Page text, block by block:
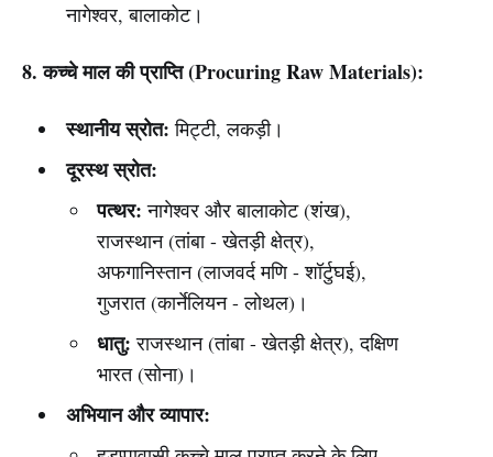
नागेश्वर, बालाकोट।
8. कच्चे माल की प्राप्ति (Procuring Raw Materials):
स्थानीय स्रोत: मिट्टी, लकड़ी।
दूरस्थ स्रोत:
पत्थर: नागेश्वर और बालाकोट (शंख),
राजस्थान (तांबा - खेतड़ी क्षेत्र),
अफगानिस्तान (लाजवर्द मणि - शॉर्टुघई),
गुजरात (कार्नेलियन - लोथल)।
धातु: राजस्थान (तांबा - खेतड़ी क्षेत्र), दक्षिण
भारत (सोना)।
अभियान और व्यापार: